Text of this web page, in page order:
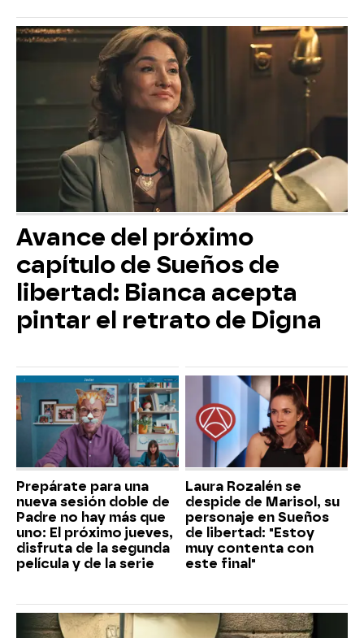
Avance del próximo
capítulo de Sueños de
libertad: Bianca acepta
pintar el retrato de Digna
Prepárate para una
nueva sesión doble de
Padre no hay más que
uno: El próximo jueves,
disfruta de la segunda
película y de la serie
Laura Rozalén se
despide de Marisol, su
personaje en Sueños
de libertad: "Estoy
muy contenta con
este final"